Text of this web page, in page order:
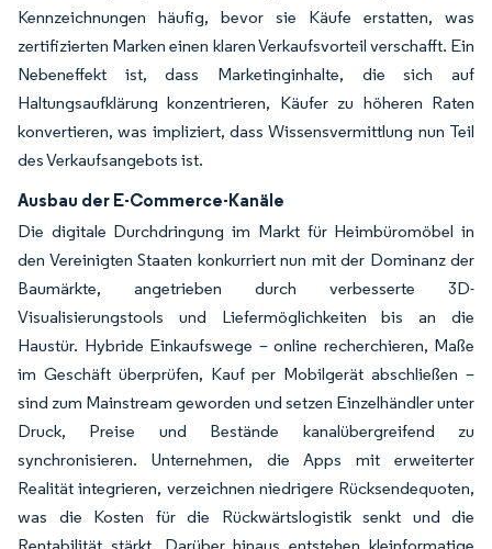
Kennzeichnungen häufig, bevor sie Käufe erstatten, was
zertifizierten Marken einen klaren Verkaufsvorteil verschafft. Ein
Nebeneffekt ist, dass Marketinginhalte, die sich auf
Haltungsaufklärung konzentrieren, Käufer zu höheren Raten
konvertieren, was impliziert, dass Wissensvermittlung nun Teil
des Verkaufsangebots ist.
Ausbau der E-Commerce-Kanäle
Die digitale Durchdringung im Markt für Heimbüromöbel in
den Vereinigten Staaten konkurriert nun mit der Dominanz der
Baumärkte, angetrieben durch verbesserte 3D-
Visualisierungstools und Liefermöglichkeiten bis an die
Haustür. Hybride Einkaufswege – online recherchieren, Maße
im Geschäft überprüfen, Kauf per Mobilgerät abschließen –
sind zum Mainstream geworden und setzen Einzelhändler unter
Druck, Preise und Bestände kanalübergreifend zu
synchronisieren. Unternehmen, die Apps mit erweiterter
Realität integrieren, verzeichnen niedrigere Rücksendequoten,
was die Kosten für die Rückwärtslogistik senkt und die